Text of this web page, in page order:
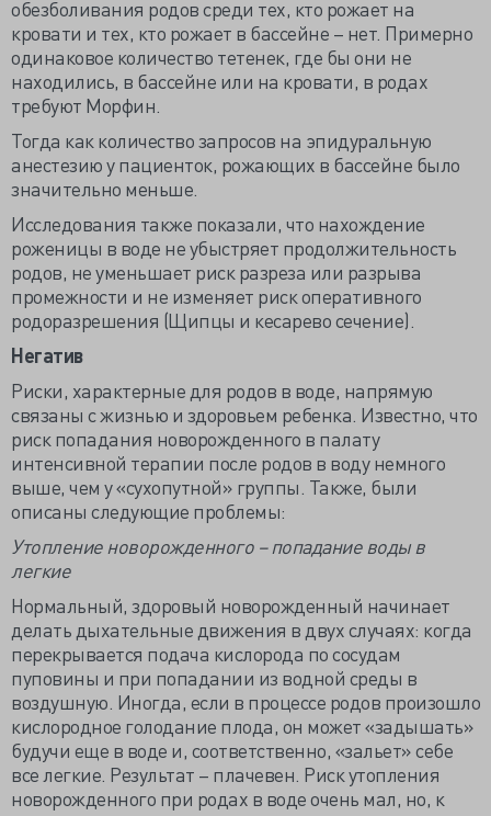
обезболивания родов среди тех, кто рожает на
кровати и тех, кто рожает в бассейне – нет. Примерно
одинаковое количество тетенек, где бы они не
находились, в бассейне или на кровати, в родах
требуют Морфин.
Тогда как количество запросов на эпидуральную
анестезию у пациенток, рожающих в бассейне было
значительно меньше.
Исследования также показали, что нахождение
роженицы в воде не убыстряет продолжительность
родов, не уменьшает риск разреза или разрыва
промежности и не изменяет риск оперативного
родоразрешения (Щипцы и кесарево сечение).
Негатив
Риски, характерные для родов в воде, напрямую
связаны с жизнью и здоровьем ребенка. Известно, что
риск попадания новорожденного в палату
интенсивной терапии после родов в воду немного
выше, чем у «сухопутной» группы. Также, были
описаны следующие проблемы:
Утопление новорожденного – попадание воды в
легкие
Нормальный, здоровый новорожденный начинает
делать дыхательные движения в двух случаях: когда
перекрывается подача кислорода по сосудам
пуповины и при попадании из водной среды в
воздушную. Иногда, если в процессе родов произошло
кислородное голодание плода, он может «задышать»
будучи еще в воде и, соответственно, «зальет» себе
все легкие. Результат – плачевен. Риск утопления
новорожденного при родах в воде очень мал, но, к